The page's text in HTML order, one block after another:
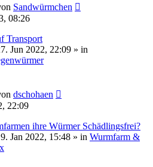
Sandwürmchen
08:26
Transport
Jun 2022, 22:09 » in
dschohaen
22:09
ihre Würmer Schädlingsfrei?
Jan 2022, 15:48 » in Wurmfarm &